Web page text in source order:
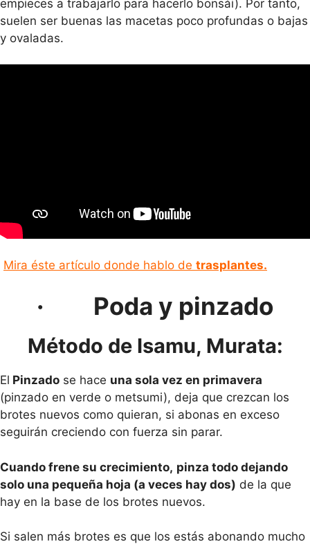
empieces a trabajarlo para hacerlo bonsái). Por tanto,
suelen ser buenas las macetas poco profundas o bajas
y ovaladas.
Mira éste artículo donde hablo de trasplantes.
· Poda y pinzado
Método de Isamu, Murata:
El Pinzado se hace una sola vez en primavera
(pinzado en verde o metsumi), deja que crezcan los
brotes nuevos como quieran, si abonas en exceso
seguirán creciendo con fuerza sin parar.
Cuando frene su crecimiento, pinza todo dejando
solo una pequeña hoja (a veces hay dos) de la que
hay en la base de los brotes nuevos.
Si salen más brotes es que los estás abonando mucho